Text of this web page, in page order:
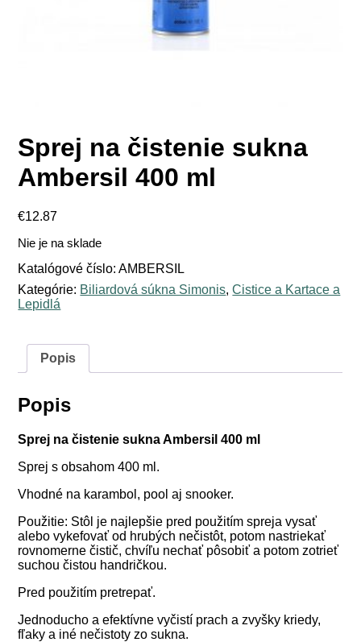
Sprej na čistenie sukna
Ambersil 400 ml
€12.87
Nie je na sklade
Katalógové číslo:AMBERSIL
Kategórie: Biliardová súkna Simonis,Cistice a Kartace a
Lepidlá
Popis
Popis
Sprej na čistenie sukna Ambersil 400 ml
Sprej s obsahom 400 ml.
Vhodné na karambol, pool aj snooker.
Použitie: Stôl je najlepšie pred použitím spreja vysať
alebo vykefovať od hrubých nečistôt, potom nastriekať
rovnomerne čistič, chvíľu nechať pôsobiť a potom zotrieť
suchou čistou handričkou.
Pred použitím pretrepať.
Jednoducho a efektívne vyčistí prach a zvyšky kriedy,
fľaky a iné nečistoty zo sukna.